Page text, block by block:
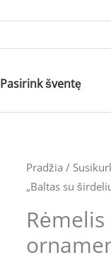
Pasirink šventę
Pradžia /
„Baltas su